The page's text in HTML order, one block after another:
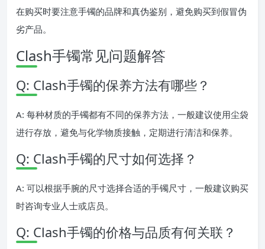
在购买时要注意手镯的品牌和真伪鉴别，避免购买到假冒伪
劣产品。
Clash手镯常见问题解答
Q: Clash手镯的保养方法有哪些？
A: 每种材质的手镯都有不同的保养方法，一般建议使用尘袋
进行存放，避免与化学物质接触，定期进行清洁和保养。
Q: Clash手镯的尺寸如何选择？
A: 可以根据手腕的尺寸选择合适的手镯尺寸，一般建议购买
时咨询专业人士或店员。
Q: Clash手镯的价格与品质有何关联？